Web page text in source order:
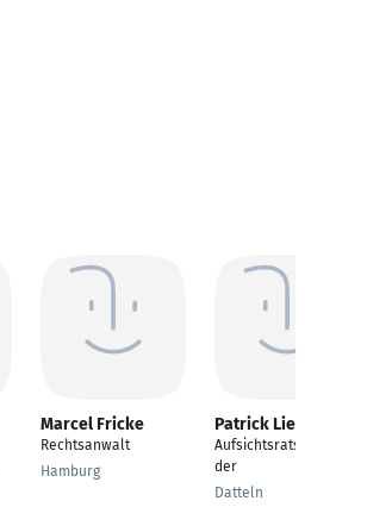
Marcel Fricke
Rechtsanwalt
Hamburg
Patrick Liedtke
Aufsichtsratsvorsitzen
der
Datteln